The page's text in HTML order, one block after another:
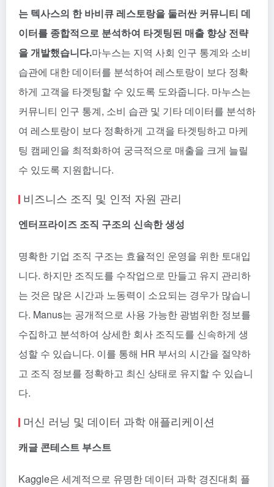
는 텍사스의 한 바비큐 레스토랑을 둘러싼 커뮤니티 데
이터를 종합적으로 분석하여 타겟팅된 매출 향상 전략
을 개발했습니다.마누스는 지역 사회 인구 통계와 소비
습관에 대한 데이터를 분석하여 레스토랑이 보다 정확
하게 고객을 타겟팅할 수 있도록 도와줍니다. 마누스는
커뮤니티 인구 통계, 소비 습관 및 기타 데이터를 분석하
여 레스토랑이 보다 정확하게 고객을 타겟팅하고 마케
팅 캠페인을 최적화하여 궁극적으로 매출을 크게 늘릴
수 있도록 지원합니다.
비즈니스 조직 및 인적 자원 관리
엔터프라이즈 조직 구조의 신속한 생성
명확한 기업 조직 구조는 효율적인 운영을 위한 토대입
니다. 하지만 조직도를 수작업으로 만들고 유지 관리하
는 것은 많은 시간과 노동력이 소요되는 경우가 많습니
다. Manus는 공개적으로 사용 가능한 광범위한 정보를
수집하고 분석하여 상세한 회사 조직도를 신속하게 생
성할 수 있습니다. 이를 통해 HR 부서의 시간을 절약하
고 조직 정보를 정확하고 최신 상태로 유지할 수 있습니
다.
머신 러닝 및 데이터 과학 애플리케이션
캐글 콘테스트 부스트
Kaggle은 세계적으로 유명한 데이터 과학 경진대회 플